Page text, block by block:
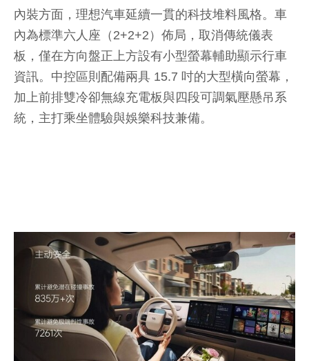
內裝方面，理想汽車延續一貫的科技堆料風格。車
內為標準六人座（2+2+2）佈局，取消傳統儀表
板，僅在方向盤正上方設有小型螢幕輔助顯示行車
資訊。中控區則配備兩具 15.7 吋的大型橫向螢幕，
加上前排雙冷卻無線充電板與四段可調氣壓懸吊系
統，主打乘坐體驗與娛樂科技兼備。